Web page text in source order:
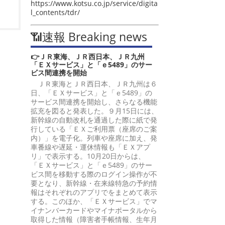
https://www.kotsu.co.jp/service/digita
l_contents/tdr/
📶速報 Breaking news
👉ＪＲ東海、ＪＲ西日本、ＪＲ九州
「ＥＸサービス」と「ｅ5489」のサー
ビス間連携を開始
ＪＲ東海とＪＲ西日本、ＪＲ九州は６
日、「ＥＸサービス」と「ｅ5489」の
サービス間連携を開始し、さらなる機能
拡充を図ると発表した。９月15日には、
新幹線の自動改札を通過した際に紙で発
行している「ＥＸご利用票（座席のご案
内）」を電子化。列車や座席に加え、発
車番線や遅延・運休情報も「ＥＸアプ
リ」で表示する。10月20日からは、
「ＥＸサービス」と「ｅ5489」のサー
ビス間を移動する際のログイン操作が不
要となり、新幹線・在来線特急の予約情
報はそれぞれのアプリでをまとめて表示
する。このほか、「ＥＸサービス」でマ
イナンバーカードやマイナポータルから
取得した情報（障害者手帳情報、生年月